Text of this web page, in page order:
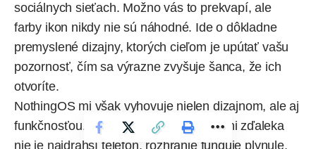
sociálnych sieťach. Možno vás to prekvapí, ale
farby ikon nikdy nie sú náhodné. Ide o dôkladne
premyslené dizajny, ktorých cieľom je upútať vašu
pozornosť, čím sa výrazne zvyšuje šanca, že ich
otvoríte.
NothingOS mi však vyhovuje nielen dizajnom, ale aj
funkčnosťou. Hoci CMF Phone 2 Pro ani zďaleka
nie je najdrahší telefón, rozhranie funguje plynule,